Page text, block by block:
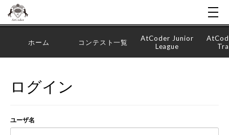
ホーム コンテスト一覧
AtCoder Junior
League
ログイン
ユーザ名